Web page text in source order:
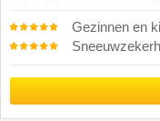
Gezinnen en